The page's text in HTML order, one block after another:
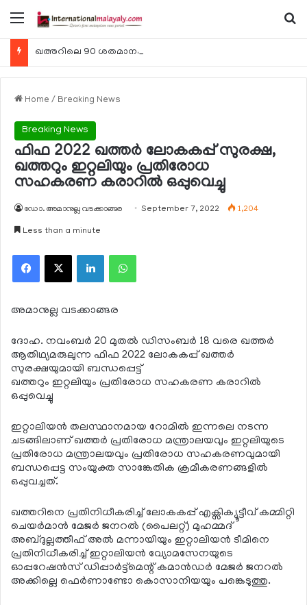
Menu
Home / Breaking News
Breaking News
ഫിഫ 2022 ഖത്തര്‍ ലോകകപ്പ് സുരക്ഷ,
ഖത്തറും ഇറ്റലിയും പ്രതിരോധ
സഹകരണ കരാറില്‍ ഒപ്പുവെച്ചു
ഡോ. അമാനുല്ല വടക്കാങ്ങര September 7, 2022 1,204
Less than a minute
Facebook
X LinkedInWhatsApp
അമാനുല്ല വടക്കാങ്ങര
ദോഹ. നവംബര്‍ 20 മുതല്‍ ഡിസംബര്‍ 18 വരെ ഖത്തര്‍
ആതിഥ്യമരുലുന്ന ഫിഫ 2022 ലോകകപ്പ് ഖത്തര്‍
സുരക്ഷയുമായി ബന്ധപ്പെട്ട്
ഖത്തറും ഇറ്റലിയും പ്രതിരോധ സഹകരണ കരാറില്‍
ഒപ്പുവെച്ചു
ഇറ്റാലിയന്‍ തലസ്ഥാനമായ റോമില്‍ ഇന്നലെ നടന്ന
ചടങ്ങിലാണ് ഖത്തര്‍ പ്രതിരോധ മന്ത്രാലയവും ഇറ്റലിയുടെ
പ്രതിരോധ മന്ത്രാലയവും പ്രതിരോധ സഹകരണവുമായി
ബന്ധപ്പെട്ട സംയുക്ത സാങ്കേതിക ക്രമീകരണങ്ങളില്‍
ഒപ്പുവച്ചത്.
ഖത്തറിനെ പ്രതിനിധീകരിച്ച് ലോകകപ്പ് എക്സിക്യൂട്ടീവ് കമ്മിറ്റി
ചെയര്‍മാന്‍ മേജര്‍ ജനറല്‍ (പൈലറ്റ്) മുഹമ്മദ്
അബ്ദുല്ലത്തീഫ് അല്‍ മന്നായിയും ഇറ്റാലിയന്‍ ടീമിനെ
പ്രതിനിധീകരിച്ച് ഇറ്റാലിയന്‍ വ്യോമസേനയുടെ
ഓപ്പറേഷന്‍സ് ഡിപ്പാര്‍ട്ട്മെന്റ് കമാന്‍ഡര്‍ മേജര്‍ ജനറല്‍
അക്കില്ലെ ഫെര്‍ണാണ്ടോ കൊസാനിയയും പങ്കെടുത്തു.